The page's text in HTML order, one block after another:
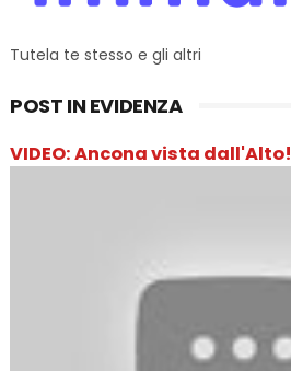
Tutela te stesso e gli altri
POST IN EVIDENZA
VIDEO: Ancona vista dall'Alto!